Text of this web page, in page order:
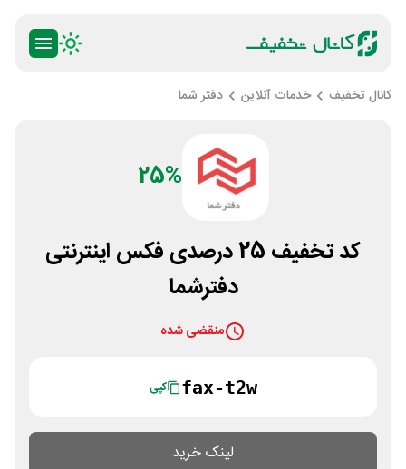
کانال تخفیف خدمات آنلاین دفتر شما
25%
کد تخفیف 25 درصدی فکس اینترنتی
دفترشما
منقضی شده
fax-t2w کپی
لینک خرید